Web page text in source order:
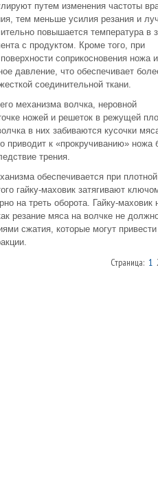
путем изменения частоты
тем меньше усилия резания и
повышается температура в
с продуктом. Кроме того, при
соприкосновения ножа и
давление, что обеспечивает
соединительной ткани.
механизма волчка, неровной
ножей и решеток в режущей
в них забиваются кусочки
приводит к «прокручиванию» ножа
трения.
обеспечивается при плотной
гайку-маховик затягивают
на треть оборота. Гайку-маховик
резание мяса на волчке не
сжатия, которые могут привести
Страница: 1